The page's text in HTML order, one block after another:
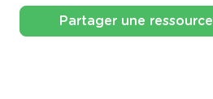
Partager une ressource